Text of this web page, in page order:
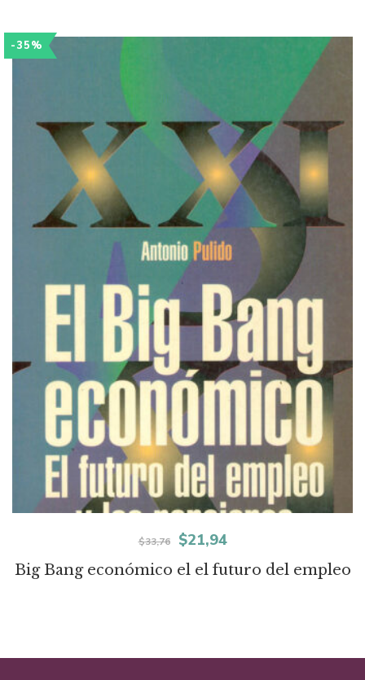
-35%
Big Bang económico el el futuro del empleo
$33,76
El
precio
$33,76.
$21,94El
precio
$21,94.